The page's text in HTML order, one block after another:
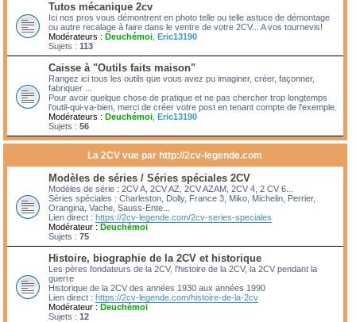
Tutos mécanique 2cv
Ici nos pros vous démontrent en photo telle ou telle astuce de démontage
ou autre recalage à faire dans le ventre de votre 2CV... A vos tournevis!
Modérateurs : Deuchémoi Eric13190
Sujets : 113
Caisse à "Outils faits maison"
Rangez ici tous les outils que vous avez pu imaginer, créer, façonner,
fabriquer ...
Pour avoir quelque chose de pratique et ne pas chercher trop longtemps
l'outil-qui-va-bien, merci de créer votre post en tenant compte de l'exemple.
Modérateurs : Deuchémoi Eric13190
Sujets : 56
La 2CV vue par http://2cv-legende.com
Modèles de séries / Séries spéciales 2CV
Modèles de série : 2CV A, 2CV AZ, 2CV AZAM, 2CV 4, 2 CV 6...
Séries spéciales : Charleston, Dolly, France 3, Miko, Michelin, Perrier,
Orangina, Vache, Sauss-Ente...
Lien direct : https://2cv-legende.com/2cv-series-speciales
Modérateur : Deuchémoi
Sujets : 75
Histoire, biographie de la 2CV et historique
Les pères fondateurs de la 2CV, l'histoire de la 2CV, la 2CV pendant la
guerre
Historique de la 2CV des années 1930 aux années 1990
Lien direct : https://2cv-legende.com/histoire-de-la-2cv
Modérateur : Deuchémoi
Sujets : 12